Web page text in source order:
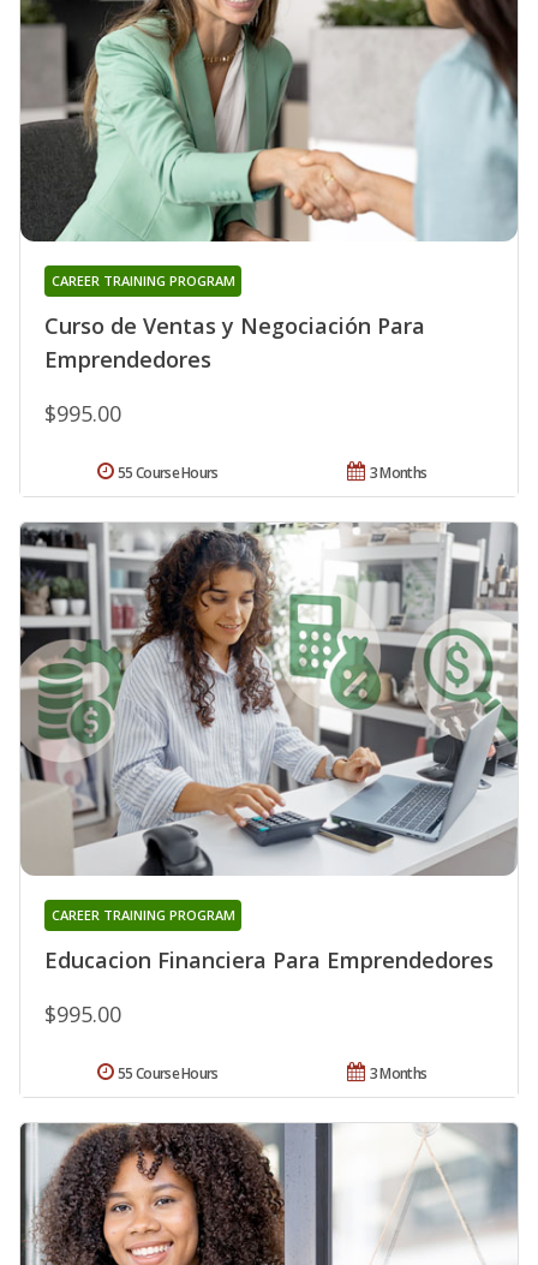
Curso de Ventas y Negociación Para
Emprendedores
CAREER TRAINING PROGRAM
$995.00
3 Months
55 Course Hours
Educacion Financiera Para Emprendedores
CAREER TRAINING PROGRAM
$995.00
3 Months
55 Course Hours